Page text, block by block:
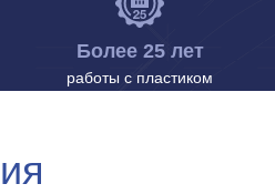
Более 25 лет
работы с пластиком